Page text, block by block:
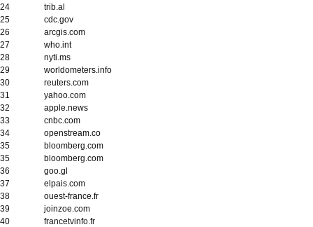
24
trib.al
25
cdc.gov
26
arcgis.com
27
who.int
28
nyti.ms
29
worldometers.info
30
reuters.com
31
yahoo.com
32
apple.news
33
cnbc.com
34
openstream.co
35
bloomberg.com
35
bloomberg.com
36
goo.gl
37
elpais.com
38
ouest-france.fr
39
joinzoe.com
40
francetvinfo.fr